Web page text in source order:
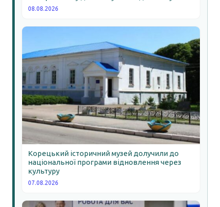
08.08.2026
Корецький історичний музей долучили до
національної програми відновлення через
культуру
07.08.2026